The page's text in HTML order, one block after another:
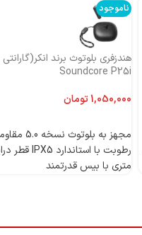
ناموجود
هندزفری بلوتوث برند
Soundcore P25i
تومان
مجهز به
متری با بیس قدرتمند